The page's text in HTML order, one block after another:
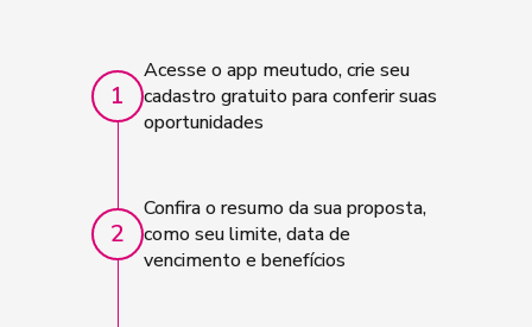
1
Acesse o app meutudo, crie seu
cadastro gratuito para conferir suas
oportunidades
2
Confira o resumo da sua proposta,
como seu limite, data de
vencimento e benefícios